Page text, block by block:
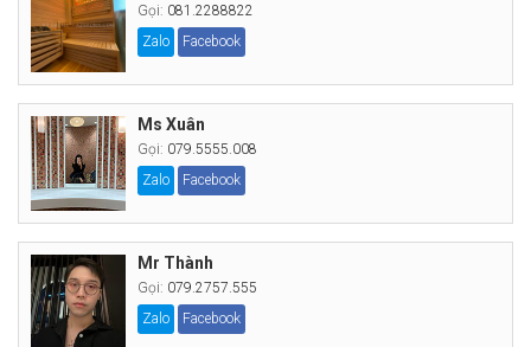
Gọi: 081.2288822
Zalo
Facebook
Ms Xuân
Gọi: 079.5555.008
Zalo
Facebook
Mr Thành
Gọi: 079.2757.555
Zalo
Facebook